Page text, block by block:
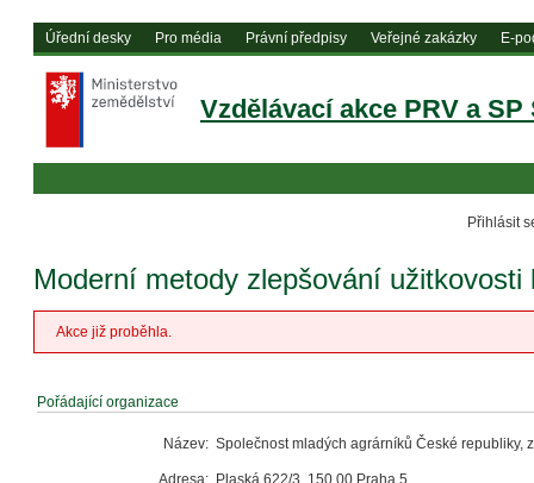
Moderní metody zlepšování užitkovosti
Akce již proběhla.
Pořádající organizace
Název: Společnost mladých agrárníků České republiky,
Adresa: Plaská 622/3, 150 00 Praha 5